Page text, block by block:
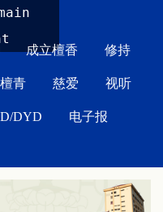
成立檀香 修持
檀青 慈爱 视听
DYD 电子报